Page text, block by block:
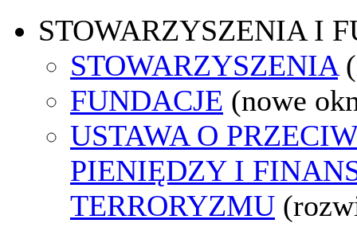
STOWARZYSZENIA I
STOWARZYSZENIA
FUNDACJE (nowe
USTAWA O
PIENIĘDZY I
TERRORYZMU